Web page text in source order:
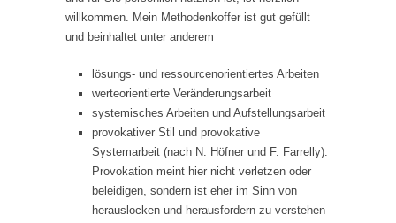
willkommen. Mein Methodenkoffer ist gut gefüllt
und beinhaltet unter anderem
lösungs- und ressourcenorientiertes Arbeiten
werteorientierte Veränderungsarbeit
systemisches Arbeiten und Aufstellungsarbeit
provokativer Stil und provokative
Systemarbeit (nach N. Höfner und F. Farrelly).
Provokation meint hier nicht verletzen oder
beleidigen, sondern ist eher im Sinn von
herauslocken und herausfordern zu verstehen